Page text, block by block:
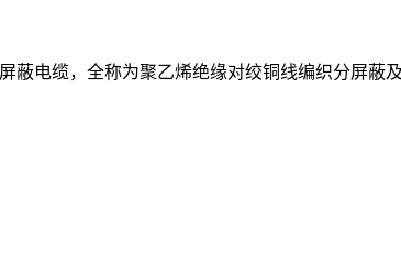
蔽电缆，全称为聚乙烯绝缘对绞铜线编织分屏